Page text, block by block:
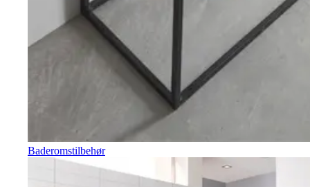
Baderomstilbehør